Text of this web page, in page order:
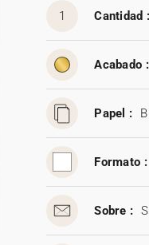
1 Cantidad :
Acabado :
Papel :
Formato :
Sobre :